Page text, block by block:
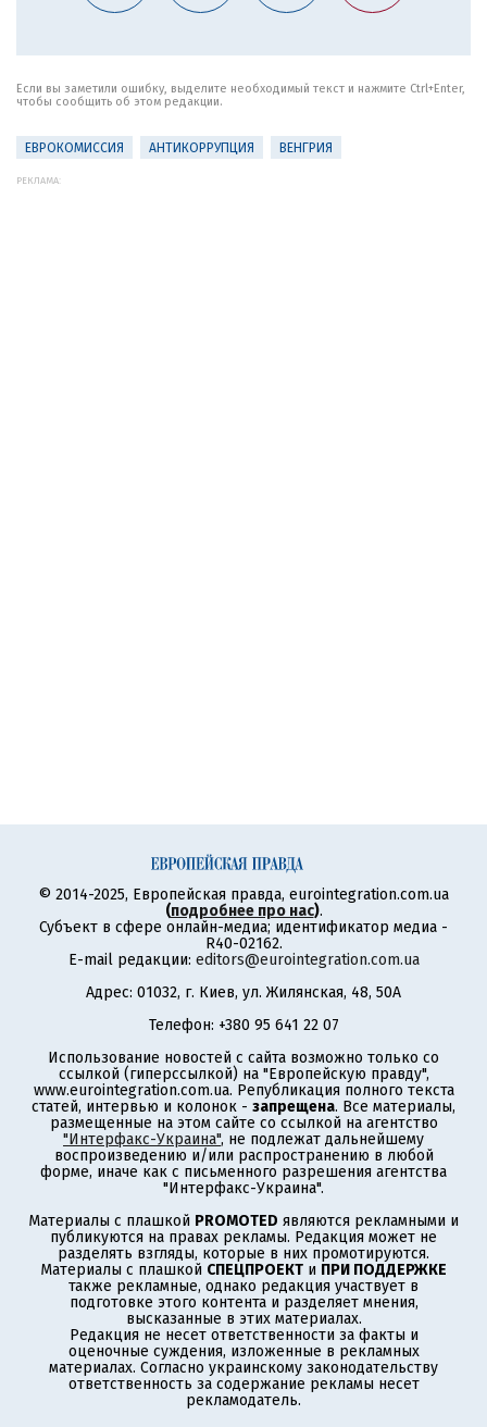
Если вы заметили ошибку, выделите необходимый текст и нажмите Ctrl+Enter,
чтобы сообщить об этом редакции.
ЕВРОКОМИССИЯ АНТИКОРРУПЦИЯ ВЕНГРИЯ
РЕКЛАМА:
© 2014-2025, Европейская правда, eurointegration.com.ua
(подробнее про нас).
Субъект в сфере онлайн-медиа; идентификатор медиа -
R40-02162.
E-mail редакции: editors@eurointegration.com.ua
Адрес: 01032, г. Киев, ул. Жилянская, 48, 50А
Телефон: +380 95 641 22 07
Использование новостей с сайта возможно только со
ссылкой (гиперссылкой) на "Европейскую правду",
www.eurointegration.com.ua. Републикация полного текста
статей, интервью и колонок - запрещена. Все материалы,
размещенные на этом сайте со ссылкой на агентство
"Интерфакс-Украина", не подлежат дальнейшему
воспроизведению и/или распространению в любой
форме, иначе как с письменного разрешения агентства
"Интерфакс-Украина".
Материалы с плашкой PROMOTED являются рекламными и
публикуются на правах рекламы. Редакция может не
разделять взгляды, которые в них промотируются.
Материалы с плашкой СПЕЦПРОЕКТ и ПРИ ПОДДЕРЖКЕ
также рекламные, однако редакция участвует в
подготовке этого контента и разделяет мнения,
высказанные в этих материалах.
Редакция не несет ответственности за факты и
оценочные суждения, изложенные в рекламных
материалах. Согласно украинскому законодательству
ответственность за содержание рекламы несет
рекламодатель.